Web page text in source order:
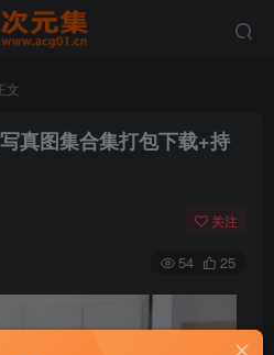
文
真图集合集打包下载+持
关注
54 25